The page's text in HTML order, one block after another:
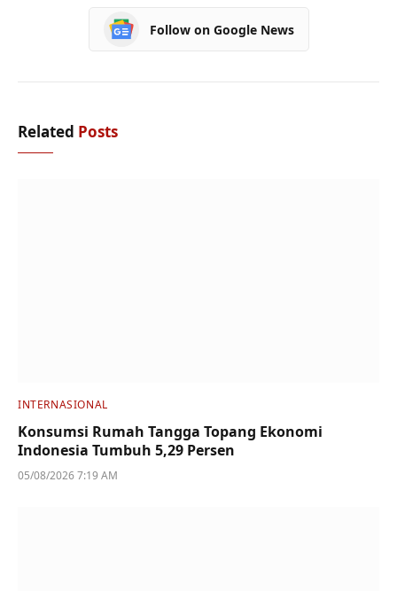
Follow on Google News
Related Posts
INTERNASIONAL
Konsumsi Rumah Tangga Topang Ekonomi
Indonesia Tumbuh 5,29 Persen
05/08/2026 7:19 AM